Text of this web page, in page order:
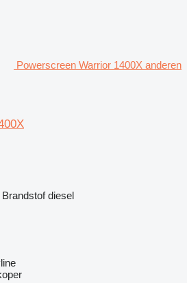
Powerscreen Warrior 1400X anderen
Brandstof diesel